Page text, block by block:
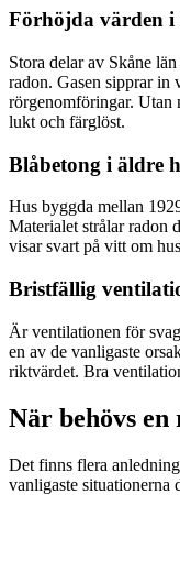
Förhöjda värden i
Stora delar av Skåne
radon. Gasen sipprar in
rörgenomföringar. Utan
lukt och färglöst.
Blåbetong i äldre
Hus byggda mellan
Materialet strålar radon
visar svart på vitt om
Bristfällig
Är ventilationen för
en av de vanligaste
riktvärdet. Bra
När behövs
Det finns flera
vanligaste situationerna